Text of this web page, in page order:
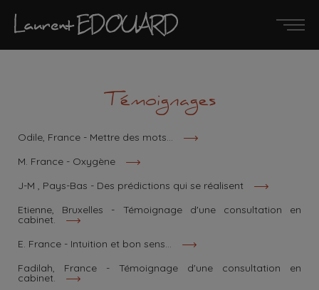
Témoignages
Odile, France - Mettre des mots...
M. France - Oxygène
J-M , Pays-Bas - Des prédictions qui se réalisent
Etienne, Bruxelles - Témoignage d'une consultation en
cabinet.
E. France - Intuition et bon sens...
Fadilah, France - Témoignage d'une consultation en
cabinet.